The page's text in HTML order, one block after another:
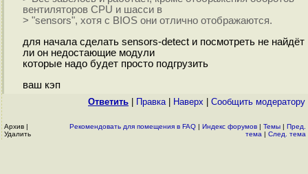
вентиляторов CPU и шасси в
> "sensors", хотя с BIOS они отлично отображаются.
для начала сделать sensors-detect и посмотреть не найдёт
ли он недостающие модули
которые надо будет просто подгрузить
ваш кэп
Ответить Правка| Наверх Cообщить модератору
Архив |
Удалить
Рекомендовать для помещения в FAQ | Индекс форумов | Темы | Пред.
тема | След. тема